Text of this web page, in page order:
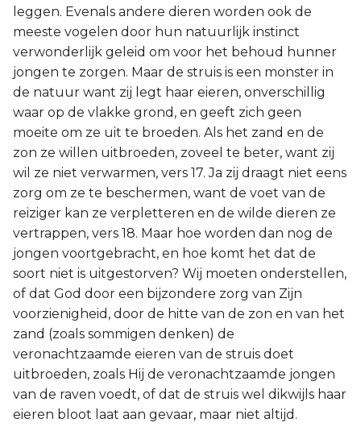
leggen. Evenals andere dieren worden ook de
meeste vogelen door hun natuurlijk instinct
verwonderlijk geleid om voor het behoud hunner
jongen te zorgen. Maar de struis is een monster in
de natuur want zij legt haar eieren, onverschillig
waar op de vlakke grond, en geeft zich geen
moeite om ze uit te broeden. Als het zand en de
zon ze willen uitbroeden, zoveel te beter, want zij
wil ze niet verwarmen, vers 17. Ja zij draagt niet eens
zorg om ze te beschermen, want de voet van de
reiziger kan ze verpletteren en de wilde dieren ze
vertrappen, vers 18. Maar hoe worden dan nog de
jongen voortgebracht, en hoe komt het dat de
soort niet is uitgestorven? Wij moeten onderstellen,
of dat God door een bijzondere zorg van Zijn
voorzienigheid, door de hitte van de zon en van het
zand (zoals sommigen denken) de
veronachtzaamde eieren van de struis doet
uitbroeden, zoals Hij de veronachtzaamde jongen
van de raven voedt, of dat de struis wel dikwijls haar
eieren bloot laat aan gevaar, maar niet altijd.